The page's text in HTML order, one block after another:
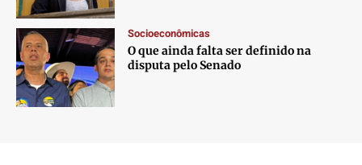
Socioeconômicas
O que ainda falta ser definido na
disputa pelo Senado